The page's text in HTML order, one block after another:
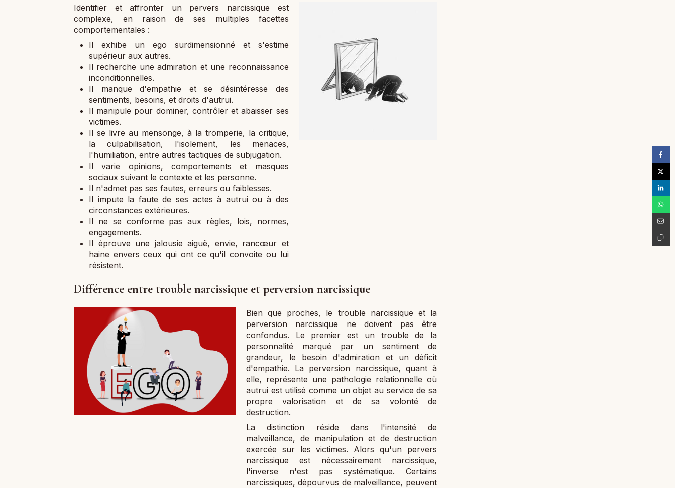
Identifier et affronter un pervers narcissique est
complexe, en raison de ses multiples facettes
comportementales :
Il exhibe un ego surdimensionné et s'estime
supérieur aux autres.
Il recherche une admiration et une reconnaissance
inconditionnelles.
Il manque d'empathie et se désintéresse des
sentiments, besoins, et droits d'autrui.
Il manipule pour dominer, contrôler et abaisser ses
victimes.
Il se livre au mensonge, à la tromperie, la critique,
la culpabilisation, l'isolement, les menaces,
l'humiliation, entre autres tactiques de subjugation.
Il varie opinions, comportements et masques
sociaux suivant le contexte et les personne.
Il n'admet pas ses fautes, erreurs ou faiblesses.
Il impute la faute de ses actes à autrui ou à des
circonstances extérieures.
Il ne se conforme pas aux règles, lois, normes,
engagements.
Il éprouve une jalousie aiguë, envie, rancœur et
haine envers ceux qui ont ce qu'il convoite ou lui
résistent.
Différence entre trouble narcissique et perversion narcissique
Bien que proches, le trouble narcissique et la
perversion narcissique ne doivent pas être
confondus. Le premier est un trouble de la
personnalité marqué par un sentiment de
grandeur, le besoin d'admiration et un déficit
d'empathie. La perversion narcissique, quant à
elle, représente une pathologie relationnelle où
autrui est utilisé comme un objet au service de sa
propre valorisation et de sa volonté de
destruction.
La distinction réside dans l'intensité de
malveillance, de manipulation et de destruction
exercée sur les victimes. Alors qu'un pervers
narcissique est nécessairement narcissique,
l'inverse n'est pas systématique. Certains
narcissiques, dépourvus de malveillance, peuvent